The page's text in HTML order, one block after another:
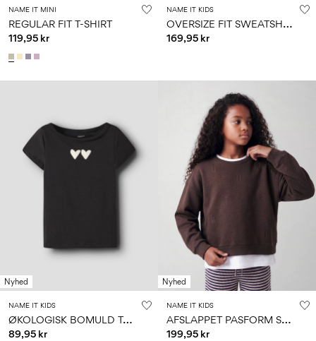
NAME IT MINI
REGULAR FIT T-SHIRT
119,95 kr
NAME IT KIDS
O
VERSIZE FIT SWEATSHIRT
169,95 kr
Nyhed
NAME IT KIDS
Ø
KOLOGISK BOMULD TOP
89,95 kr
Nyhed
NAME IT KIDS
A
FSLAPPET PASFORM SWEATSHIRT
199,95 kr